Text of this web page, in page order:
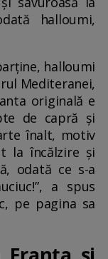
halloumi,
halloumi
Mediteranei,
originală e
de capră și
înalt, motiv
la încălzire și
odată ce s-a
a spus
pe pagina sa